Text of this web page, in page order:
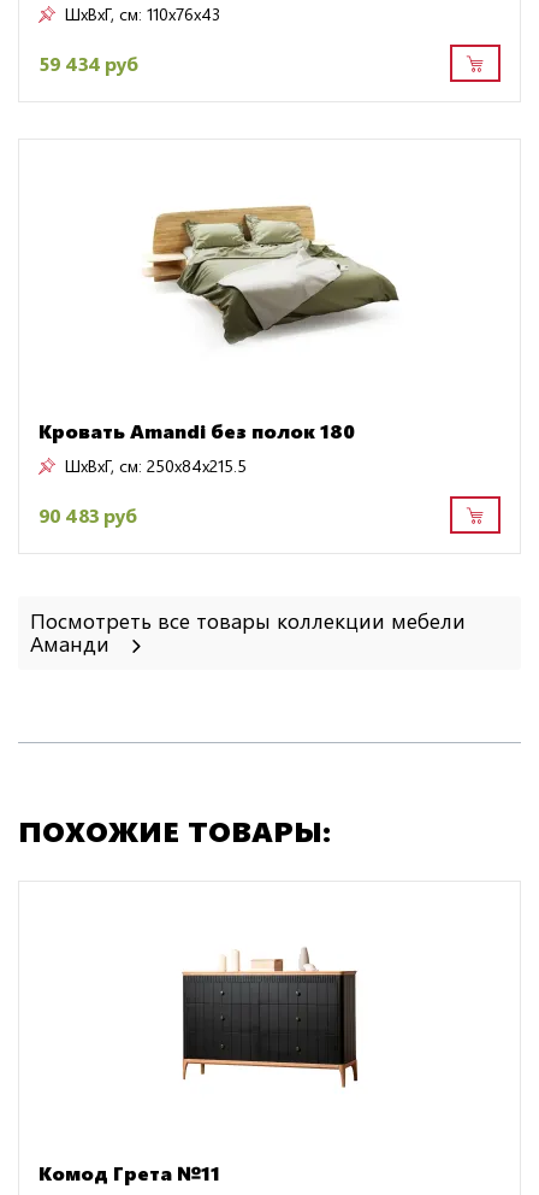
ШxВxГ, см: 110x76x43
59 434 руб
Кровать Amandi без полок 180
ШxВxГ, см: 250x84x215.5
90 483 руб
Посмотреть все товары коллекции мебели
Аманди
ПОХОЖИЕ ТОВАРЫ:
Комод Грета №11